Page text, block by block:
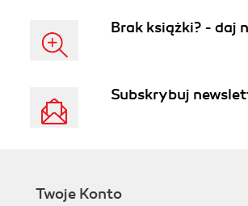
Brak książki? - daj
Subskrybuj
Twoje Konto